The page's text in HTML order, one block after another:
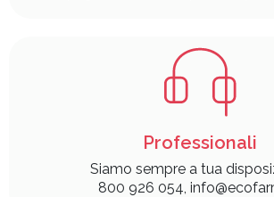
Professionali
Siamo sempre a tua
800 926 054,